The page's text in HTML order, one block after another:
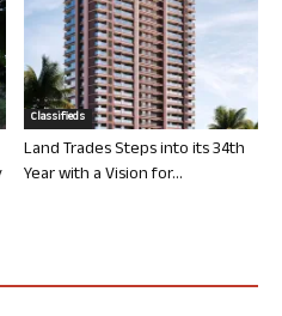
Classifieds
Land Trades Steps into its 34th
Year with a Vision for...